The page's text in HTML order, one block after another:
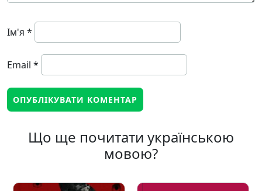
Ім'я *
Email *
Що ще почитати українською
мовою?